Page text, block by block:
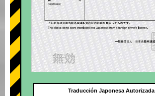
Traducción Japonesa Autorizada